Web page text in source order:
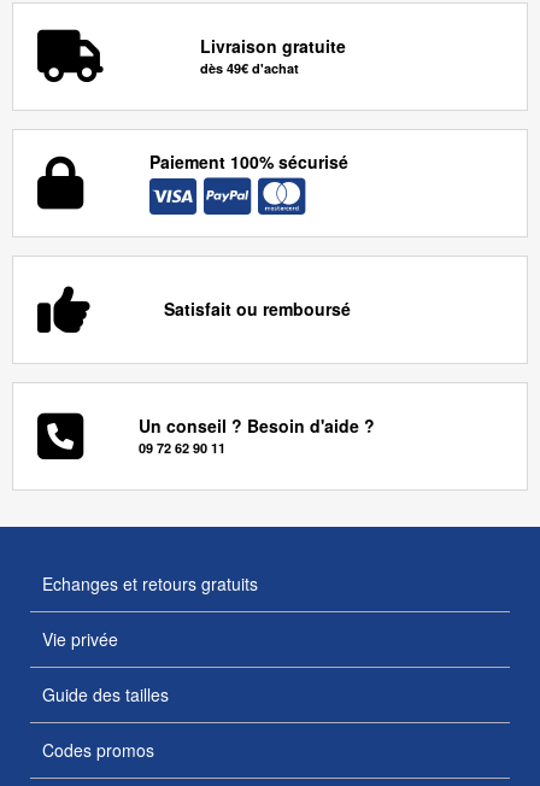
Livraison gratuite
dès 49€ d'achat
Paiement 100% sécurisé
Satisfait ou remboursé
Un conseil ? Besoin d'aide ?
09 72 62 90 11
Echanges et retours gratuits
Vie privée
Guide des tailles
Codes promos